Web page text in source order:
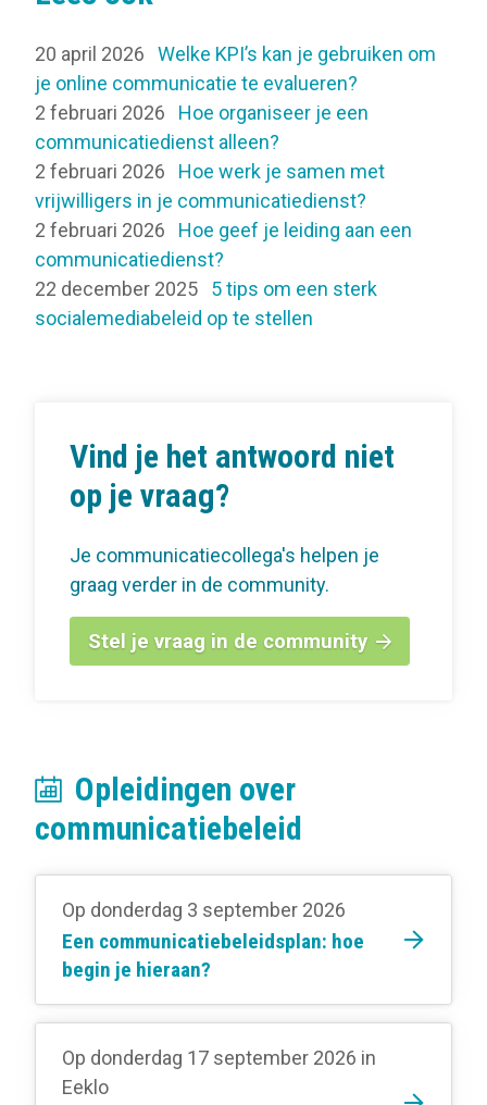
20 april 2026
Welke KPI’s kan je gebruiken om
je online communicatie te evalueren?
2 februari 2026
Hoe organiseer je een
communicatiedienst alleen?
2 februari 2026
Hoe werk je samen met
vrijwilligers in je communicatiedienst?
2 februari 2026
Hoe geef je leiding aan een
communicatiedienst?
22 december 2025
5 tips om een sterk
socialemediabeleid op te stellen
Vind je het antwoord niet
op je vraag?
Je communicatiecollega's helpen je
graag verder in de community.
Stel je vraag in de community
Opleidingen over
communicatiebeleid
Op donderdag 3 september 2026
Een communicatiebeleidsplan: hoe
begin je hieraan?
Op donderdag 17 september 2026 in
Eeklo